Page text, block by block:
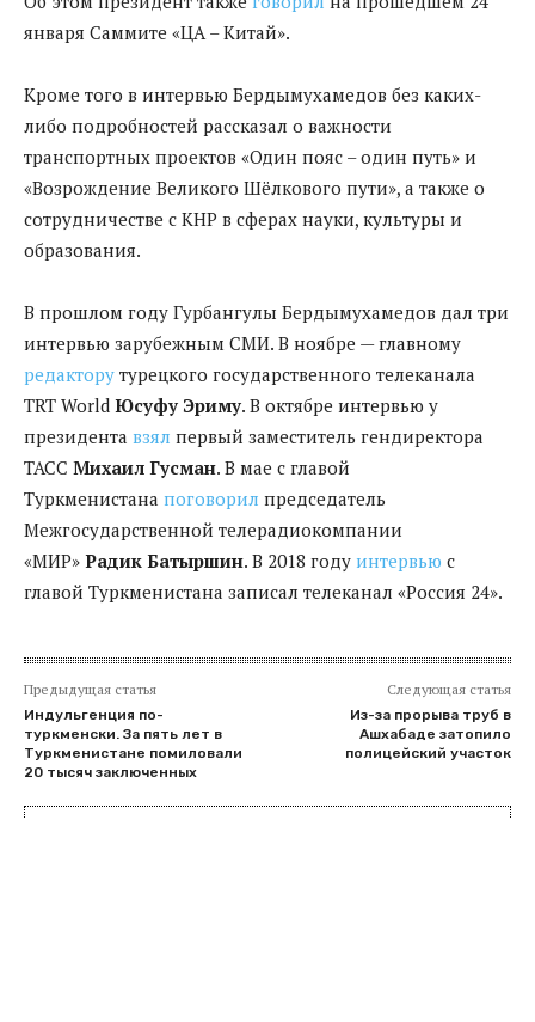
января Саммите «ЦА – Китай».
Кроме того в интервью Бердымухамедов без каких-
либо подробностей рассказал о важности
транспортных проектов «Один пояс – один путь» и
«Возрождение Великого Шёлкового пути», а также о
сотрудничестве с КНР в сферах науки, культуры и
образования.
В прошлом году Гурбангулы Бердымухамедов дал три
интервью зарубежным СМИ. В ноябре — главному
редактору турецкого государственного телеканала
TRT World Юсуфу Эриму. В октябре интервью у
президента взял первый заместитель гендиректора
ТАСС Михаил Гусман. В мае с главой
Туркменистана поговорил председатель
Межгосударственной телерадиокомпании
«МИР» Радик Батыршин. В 2018 году интервью с
главой Туркменистана записал телеканал «Россия 24».
Предыдущая статья
Индульгенция по-
туркменски. За пять лет в
Туркменистане помиловали
20 тысяч заключенных
Следующая статья
Из-за прорыва труб в
Ашхабаде затопило
полицейский участок